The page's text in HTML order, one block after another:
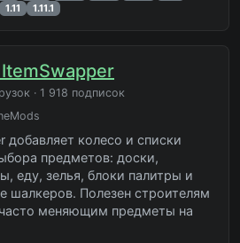
1.11 1.11.1
· 1 918 подписок
добавляет колесо и списки
предметов: доски,
еду, зелья, блоки палитры и
шалкеров. Полезен строителям
меняющим предметы на